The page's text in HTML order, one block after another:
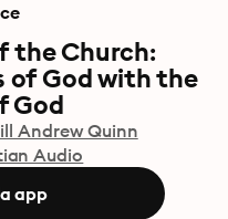
the Church:
of God with the
God
Andrew Quinn
Audio
app